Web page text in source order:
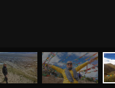
ЙОГА СЕМИНАРЫ